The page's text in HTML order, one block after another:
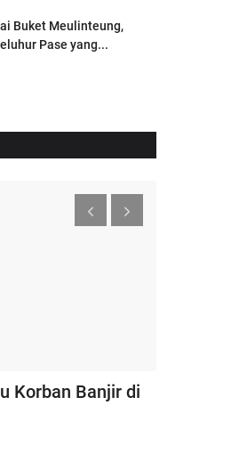
Buket Meulinteung,
Pase yang...
Korban Banjir di